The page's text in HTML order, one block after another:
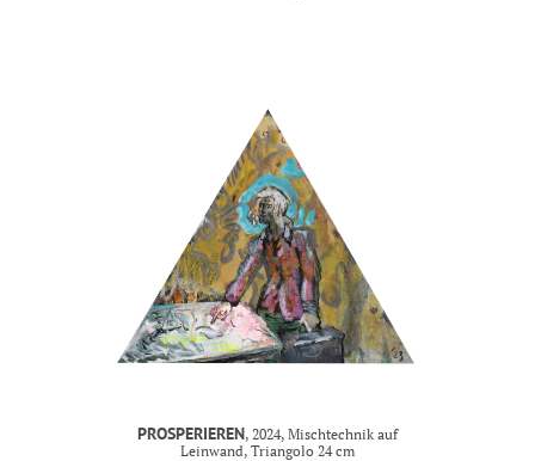
PROSPERIEREN, 2024, Mischtechnik auf
Leinwand, Triangolo 24 cm